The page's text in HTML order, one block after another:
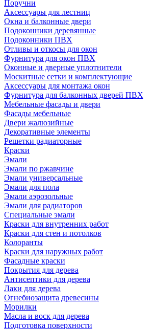
Поручни
Аксессуары для лестниц
Окна и балконные двери
Подоконники деревянные
Подоконники ПВХ
Отливы и откосы для окон
Фурнитура для окон ПВХ
Оконные и дверные уплотнители
Москитные сетки и комплектующие
Аксессуары для монтажа окон
Фурнитура для балконных дверей ПВХ
Мебельные фасады и двери
Фасады мебельные
Двери жалюзийные
Декоративные элементы
Решетки радиаторные
Краски
Эмали
Эмали по ржавчине
Эмали универсальные
Эмали для пола
Эмали аэрозольные
Эмали для радиаторов
Специальные эмали
Краски для внутренних работ
Краски для стен и потолков
Колоранты
Краски для наружных работ
Фасадные краски
Покрытия для дерева
Антисептики для дерева
Лаки для дерева
Огнебиозащита древесины
Морилки
Масла и воск для дерева
Подготовка поверхности